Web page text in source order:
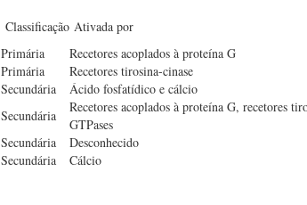
Classificação Ativada por
Primária
Recetores acoplados à proteína G
Primária
Recetores tirosina-cinase
Secundária
Ácido fosfatídico e cálcio
Secundária
Recetores acoplados à proteína G, recetores
GTPases
Secundária
Desconhecido
Secundária Cálcio